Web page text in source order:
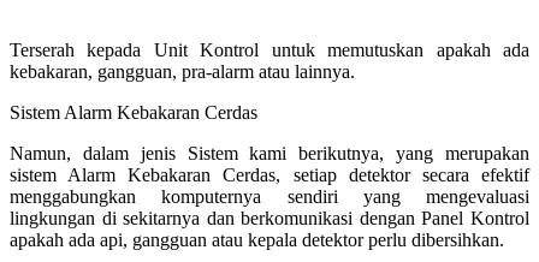
Terserah kepada Unit Kontrol untuk memutuskan apakah ada
kebakaran, gangguan, pra-alarm atau lainnya.
Sistem Alarm Kebakaran Cerdas
Namun, dalam jenis Sistem kami berikutnya, yang merupakan
sistem Alarm Kebakaran Cerdas, setiap detektor secara efektif
menggabungkan komputernya sendiri yang mengevaluasi
lingkungan di sekitarnya dan berkomunikasi dengan Panel Kontrol
apakah ada api, gangguan atau kepala detektor perlu dibersihkan.